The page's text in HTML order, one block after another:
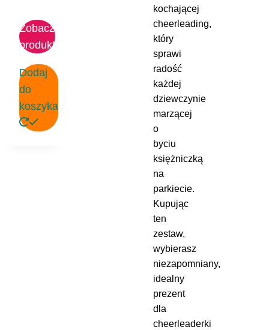
Zobacz
produkt
Dodaj
do
koszyka
kochającej
cheerleading,
który
sprawi
radość
każdej
dziewczynie
marzącej
o
byciu
księżniczką
na
parkiecie.
Kupując
ten
zestaw,
wybierasz
niezapomniany,
idealny
prezent
dla
cheerleaderki